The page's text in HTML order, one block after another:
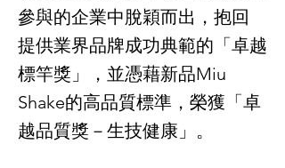
參與的企業中脫穎而出，抱回
提供業界品牌成功典範的「卓越
標竿獎」，並憑藉新品Miu
Shake的高品質標準，榮獲「卓
越品質獎－生技健康」。